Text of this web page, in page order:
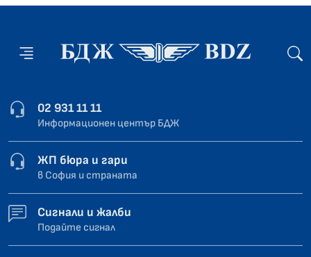
02 931 11 11
Информационен център БДЖ
ЖП бюра и гари
в София и страната
Сигнали и жалби
Подайте сигнал